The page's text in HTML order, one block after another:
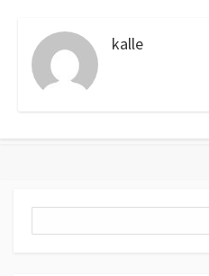
kalle